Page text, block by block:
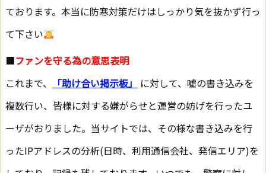
ております。本当に防寒対策だけはしっかり気を抜かず行っ
て下さい
■ファンを守る為の意思表明
これまで、
「助け合い掲示板」
に対して、嘘の書き込みを
複数行い、皆様に対する嫌がらせと運営の妨げを行ったユ
ーザがおりました。当サイトでは、その様な書き込みを行
ったIPアドレスの分析(日時、利用通信会社、発信エリア)を